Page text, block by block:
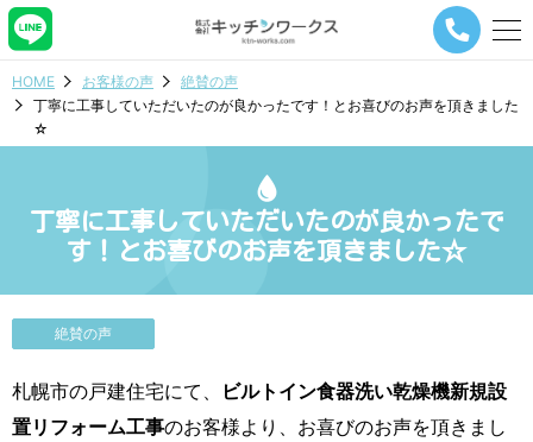
メ
ー
ビ
タ
HOME お客様の声
絶賛の声
丁寧に工事していただいたのが良かったです！とお喜びのお声を頂きました
☆
丁寧に工事していただいたのが良かったで
す！とお喜びのお声を頂きました☆
絶賛の声
札幌市の戸建住宅にて、
ビルトイン食器洗い乾燥機新規設
置リフォーム工事のお客様より、お喜びのお声を頂きまし